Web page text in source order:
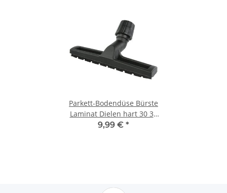
Parkett-Bodendüse Bürste
Laminat Dielen hart 30 31
32 33 34 35 36 37 38 39 mm
9,99 € *